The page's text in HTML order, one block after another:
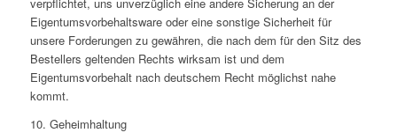
Eigentumsvorbehaltsware oder eine sonstige Sicherheit für
unsere Forderungen zu gewähren, die nach dem für den Sitz des
Bestellers geltenden Rechts wirksam ist und dem
Eigentumsvorbehalt nach deutschem Recht möglichst nahe
kommt.
10. Geheimhaltung